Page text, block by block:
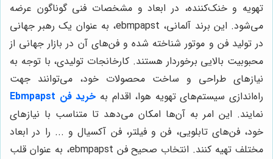
تهویه و خنک‌کننده، در ابعاد و مشخصات فنی گوناگون عرضه
می‌شود. این برند آلمانی، ebmpapst، به عنوان یک رهبر جهانی
در تولید فن و موتور شناخته شده و فن‌های آن در بازار جهانی از
محبوبیت بالایی برخوردار هستند. کارخانجات تولیدی، با توجه به
نیازهای طراحی و ساخت محصولات خود، می‌توانند جهت
راه‌اندازی سیستم‌های تهویه هوا، اقدام به خرید فن Ebmpapst
نمایند. این امر به آن‌ها امکان می‌دهد تا متناسب با نیازهای
خود، فن‌های تابلویی، فن و فیلتر، فن آکسیال و ... را در ابعاد
مختلف تهیه کنند. انتخاب صحیح فن ebmpapst، به عنوان قلب